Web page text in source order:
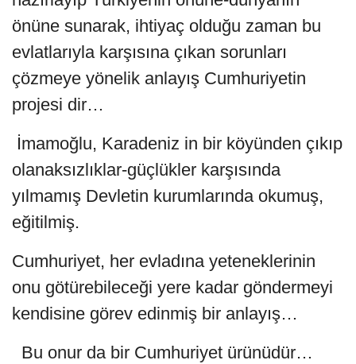
önüne sunarak, ihtiyaç olduğu zaman bu
evlatlarıyla karşısına çıkan sorunları
çözmeye yönelik anlayış Cumhuriyetin
projesi dir…
İmamoğlu, Karadeniz in bir köyünden çıkıp
olanaksızlıklar-güçlükler karşısında
yılmamış Devletin kurumlarında okumuş,
eğitilmiş.
Cumhuriyet, her evladına yeteneklerinin
onu götürebileceği yere kadar göndermeyi
kendisine görev edinmiş bir anlayış…
Bu onur da bir Cumhuriyet ürünüdür…